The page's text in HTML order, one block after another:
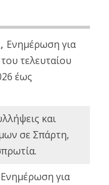
Ενημέρωση για
τελευταίου
έως
και
σε Σπάρτη,
Ενημέρωση για